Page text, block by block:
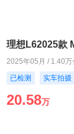
理想L62025款
2025年05月 / 1.40万
已检测
实车拍摄
20.58万